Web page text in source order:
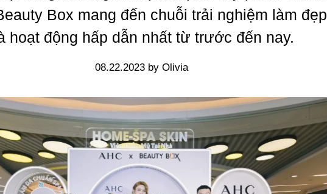
Box mang đến chuỗi trải nghiệm làm đẹp
hoạt động hấp dẫn nhất từ trước đến nay.
08.22.2023 by Olivia